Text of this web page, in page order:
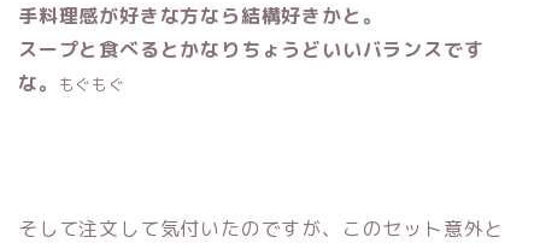
手料理感が好きな方なら結構好きかと。
スープと食べるとかなりちょうどいいバランスです
な。
もぐもぐ
そして注文して気付いたのですが、このセット意外と